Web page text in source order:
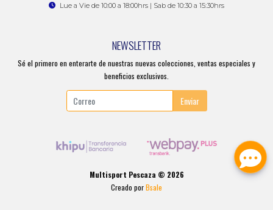
Lue a Vie de 10:00 a 18:00hrs | Sab de 10:30 a 15:30hrs
NEWSLETTER
Sé el primero en enterarte de nuestras nuevas colecciones, ventas especiales y
beneficios exclusivos.
Enviar
Multisport Pescaza © 2026
Creado porBsale